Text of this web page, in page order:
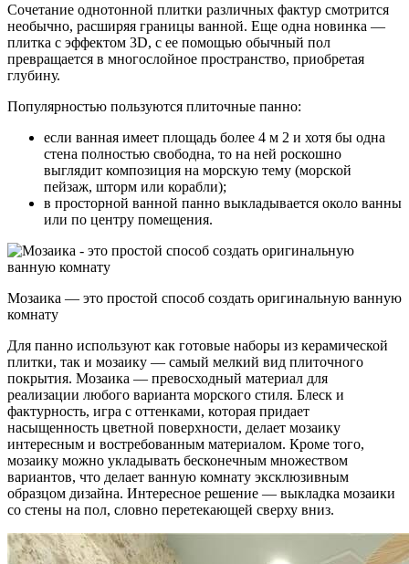
Сочетание однотонной плитки различных фактур смотрится
необычно, расширяя границы ванной. Еще одна новинка —
плитка с эффектом 3D, с ее помощью обычный пол
превращается в многослойное пространство, приобретая
глубину.
Популярностью пользуются плиточные панно:
если ванная имеет площадь более 4 м 2 и хотя бы одна
стена полностью свободна, то на ней роскошно
выглядит композиция на морскую тему (морской
пейзаж, шторм или корабли);
в просторной ванной панно выкладывается около ванны
или по центру помещения.
Мозаика — это простой способ создать оригинальную ванную
комнату
Для панно используют как готовые наборы из керамической
плитки, так и мозаику — самый мелкий вид плиточного
покрытия. Мозаика — превосходный материал для
реализации любого варианта морского стиля. Блеск и
фактурность, игра с оттенками, которая придает
насыщенность цветной поверхности, делает мозаику
интересным и востребованным материалом. Кроме того,
мозаику можно укладывать бесконечным множеством
вариантов, что делает ванную комнату эксклюзивным
образцом дизайна. Интересное решение — выкладка мозаики
со стены на пол, словно перетекающей сверху вниз.